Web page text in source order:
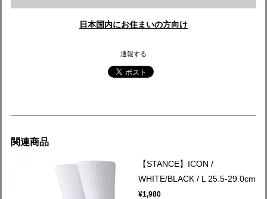
日本国内にお住まいの方向け
通報する
関連商品
【STANCE】ICON /
WHITE/BLACK / L 25.5-29.0cm
¥1,980